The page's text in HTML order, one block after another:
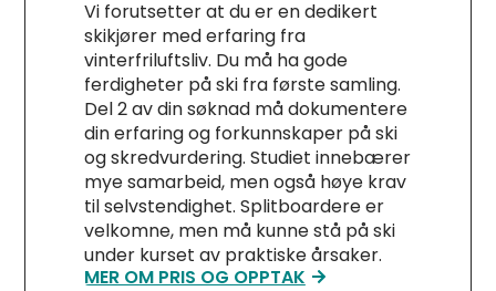
Vi forutsetter at du er en dedikert
skikjører med erfaring fra
vinterfriluftsliv. Du må ha gode
ferdigheter på ski fra første samling.
Del 2 av din søknad må dokumentere
din erfaring og forkunnskaper på ski
og skredvurdering. Studiet innebærer
mye samarbeid, men også høye krav
til selvstendighet. Splitboardere er
velkomne, men må kunne stå på ski
under kurset av praktiske årsaker.
MER OM PRIS OG OPPTAK